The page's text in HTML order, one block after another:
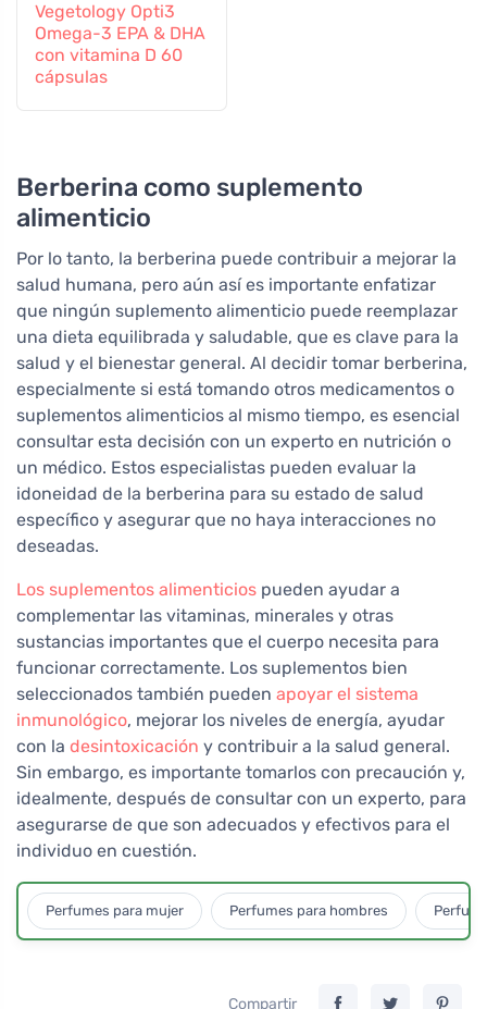
Vegetology Opti3
Omega-3 EPA & DHA
con vitamina D 60
cápsulas
Berberina como suplemento
alimenticio
Por lo tanto, la berberina puede contribuir a mejorar la
salud humana, pero aún así es importante enfatizar
que ningún suplemento alimenticio puede reemplazar
una dieta equilibrada y saludable, que es clave para la
salud y el bienestar general. Al decidir tomar berberina,
especialmente si está tomando otros medicamentos o
suplementos alimenticios al mismo tiempo, es esencial
consultar esta decisión con un experto en nutrición o
un médico. Estos especialistas pueden evaluar la
idoneidad de la berberina para su estado de salud
específico y asegurar que no haya interacciones no
deseadas.
Los suplementos alimenticios pueden ayudar a
complementar las vitaminas, minerales y otras
sustancias importantes que el cuerpo necesita para
funcionar correctamente. Los suplementos bien
seleccionados también pueden apoyar el sistema
inmunológico, mejorar los niveles de energía, ayudar
con la desintoxicación y contribuir a la salud general.
Sin embargo, es importante tomarlos con precaución y,
idealmente, después de consultar con un experto, para
asegurarse de que son adecuados y efectivos para el
individuo en cuestión.
Perfumes para mujer Perfumes para hombres
Compartir